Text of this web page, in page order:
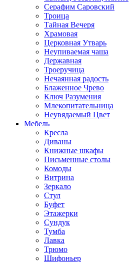
Серафим Саровский
Троица
Тайная Вечеря
Храмовая
Церковная Утварь
Неупиваемая чаша
Державная
Троеручица
Нечаянная радость
Блаженное Чрево
Ключ Разумения
Млекопитательница
Неувядаемый Цвет
Мебель
Кресла
Диваны
Книжные шкафы
Письменные столы
Комоды
Витрина
Зеркало
Стул
Буфет
Этажерки
Сундук
Тумба
Лавка
Трюмо
Шифоньер